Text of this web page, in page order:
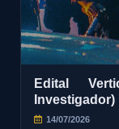
Edital
Investigador)
14/07/2026